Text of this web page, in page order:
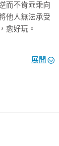
而不肯乖乖向
他人無法承受
愈好玩。
甚至是超越同
好的媽媽與孩
展開